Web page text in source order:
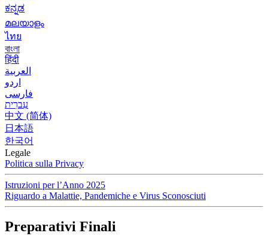
ಕನ್ನಡ
മലയാളം
ไทย
বাংলা
हिंदी
العربية
اردو
فارسی
עִברִית
中文 (简体)
日本語
한국어
Legale
Politica sulla Privacy
Istruzioni per l’Anno 2025
Riguardo a Malattie, Pandemiche e Virus Sconosciuti
Preparativi Finali